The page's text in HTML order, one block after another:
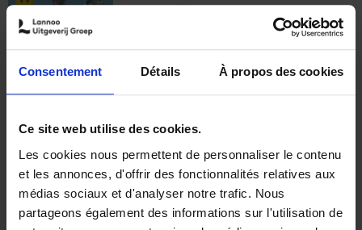
Consentement Détails À propos des cookies
Ce site web utilise des cookies.
Les cookies nous permettent de personnaliser le contenu
et les annonces, d'offrir des fonctionnalités relatives aux
médias sociaux et d'analyser notre trafic. Nous
partageons également des informations sur l'utilisation de
€37,50
Building Bonds = Building
Business
Jochen Roef Jozefien De Feyter
Carolien Boom
Couverture souple
2025 200